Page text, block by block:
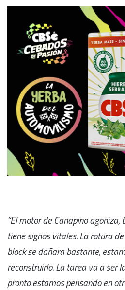
“El motor de Canapino
tiene signos vitales. La rotura
block se dañara bastante,
reconstruirlo. La tarea va a ser
pronto estamos pensando en